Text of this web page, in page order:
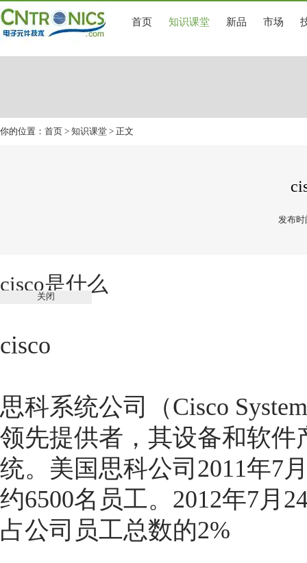
首页 知识课堂 新品 市场
你的位置： 首页 > 知识课堂 > 正文
发布时
cisco是什么
cisco
思科系统公司（Cisco
领先提供者，其设备和软
统。美国思科公司2011年7
约6500名员工。2012年7月
占公司员工总数的2%
关闭